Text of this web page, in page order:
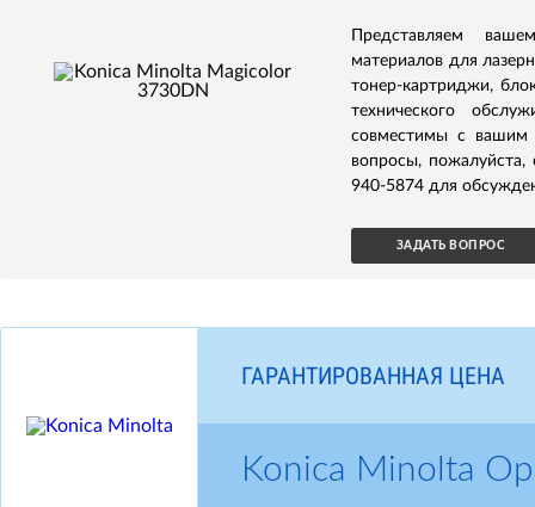
Представляем
материалов для
тонер-картриджи,
технического
совместимы с вашим
вопросы,
940-5874 для
ЗАДАТЬ ВОПРОС
ГАРАНТИРОВАННАЯ ЦЕНА
Konica Minolta